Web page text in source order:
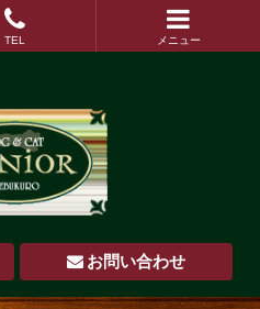
お問い合わせ
TEL メニュー